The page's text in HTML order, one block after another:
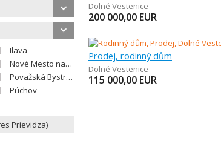
Ilava
Nové Mesto nad Váhom
Považská Bystrica
Púchov
Dolné Vestenice
200 000,00 EUR
Prodej, rodinný dům
Dolné Vestenice
115 000,00 EUR